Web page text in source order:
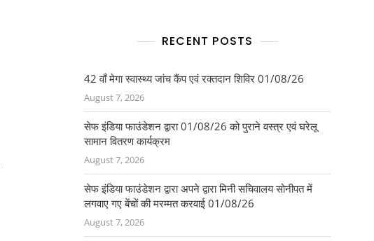
RECENT POSTS
42 वाँ मेगा स्वास्थ्य जांच कैंप एवं रक्तदान शिविर 01/08/26
August 7, 2026
सेफ इंडिया फाउंडेशन द्वारा 01/08/26 को पुराने वस्त्र एवं घरेलू
सामान वितरण कार्यक्रम
August 7, 2026
सेफ इंडिया फाउंडेशन द्वारा अपने द्वारा मिनी सचिवालय सोनीपत में
लगवाए गए बेंचों की मरम्मत करवाई 01/08/26
August 7, 2026